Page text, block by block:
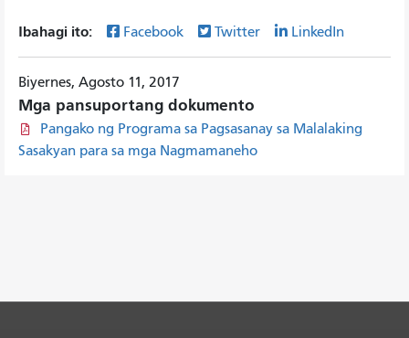
Ibahagi ito: Facebook Twitter LinkedIn
Biyernes, Agosto 11, 2017
Mga pansuportang dokumento
Pangako ng Programa sa Pagsasanay sa Malalaking
Sasakyan para sa mga Nagmamaneho